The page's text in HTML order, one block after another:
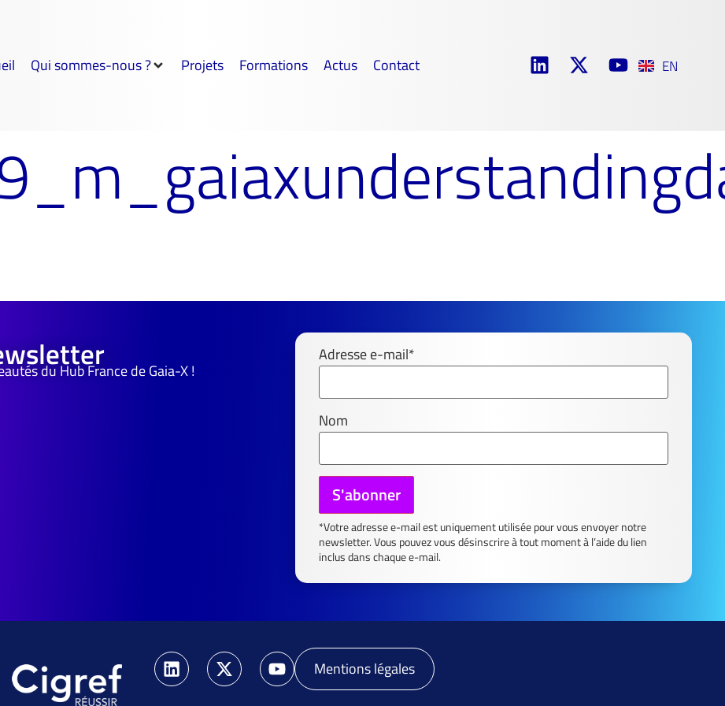
Qui sommes-nous ? Projets Formations Actus Contact EN
du Hub France de Gaia-X !
Adresse e-mail*
Nom
*Votre adresse e-mail est uniquement utilisée pour vous envoyer notre
newsletter. Vous pouvez vous désinscrire à tout moment à l’aide du lien
inclus dans chaque e-mail.
Mentions légales